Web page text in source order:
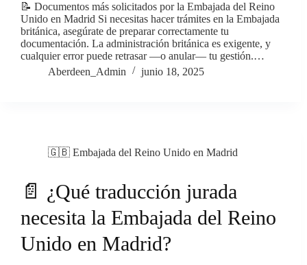
📝 Documentos más solicitados por la Embajada del Reino
Unido en Madrid Si necesitas hacer trámites en la Embajada
británica, asegúrate de preparar correctamente tu
documentación. La administración británica es exigente, y
cualquier error puede retrasar —o anular— tu gestión.…
Aberdeen_Admin
junio 18, 2025
🇬🇧 Embajada del Reino Unido en Madrid
📄 ¿Qué traducción jurada
necesita la Embajada del Reino
Unido en Madrid?